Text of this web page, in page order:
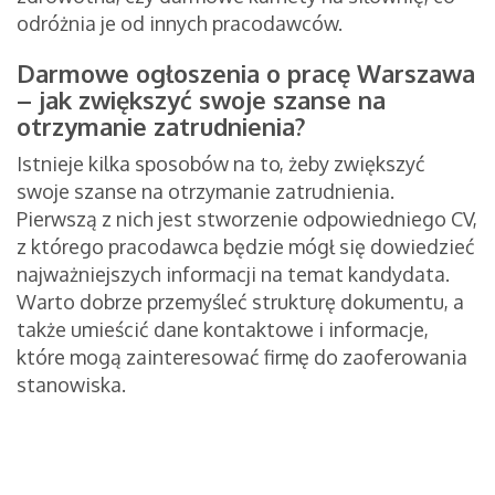
odróżnia je od innych pracodawców.
Darmowe ogłoszenia o pracę Warszawa
– jak zwiększyć swoje szanse na
otrzymanie zatrudnienia?
Istnieje kilka sposobów na to, żeby zwiększyć
swoje szanse na otrzymanie zatrudnienia.
Pierwszą z nich jest stworzenie odpowiedniego CV,
z którego pracodawca będzie mógł się dowiedzieć
najważniejszych informacji na temat kandydata.
Warto dobrze przemyśleć strukturę dokumentu, a
także umieścić dane kontaktowe i informacje,
które mogą zainteresować firmę do zaoferowania
stanowiska.